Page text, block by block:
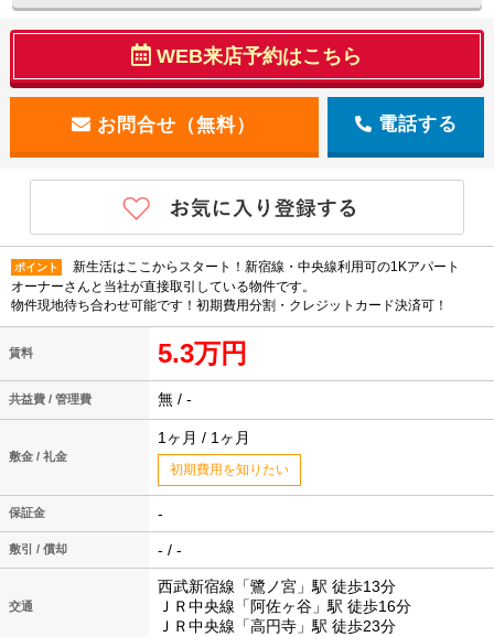
WEB来店予約はこちら
電話する
ポイント
新生活はここからスタート！新宿線・中央線利用可の1Kアパート
オーナーさんと当社が直接取引している物件です。
物件現地待ち合わせ可能です！初期費用分割・クレジットカード決済可！
賃料 5.3万円
共益費 / 管理費 無 / -
敷金 / 礼金
1ヶ月 / 1ヶ月
初期費用を知りたい
保証金 -
敷引 / 償却 - / -
交通
西武新宿線「鷺ノ宮」駅 徒歩13分
ＪＲ中央線「阿佐ヶ谷」駅 徒歩16分
ＪＲ中央線「高円寺」駅 徒歩23分